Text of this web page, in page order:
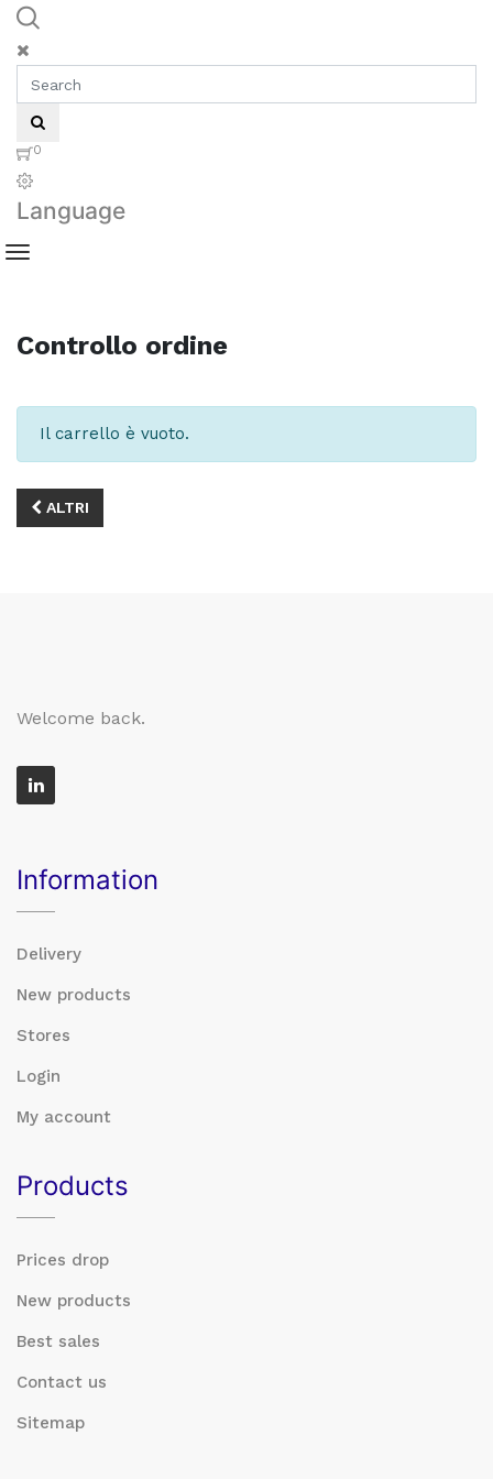
0
Language
Controllo ordine
Il carrello è vuoto.
ALTRI
Welcome back.
Information
Delivery
New products
Stores
Login
My account
Products
Prices drop
New products
Best sales
Contact us
Sitemap